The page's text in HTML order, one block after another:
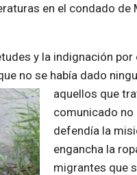
en el condado
y la indignación
no se había dado
aquellos que tr
comunicado no
defendía la
engancha la
migrantes que